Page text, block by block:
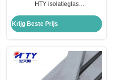
HTY isolatieglas
corrosiebestendig voor 12A 11,5
mm glas
Krijg Beste Prijs